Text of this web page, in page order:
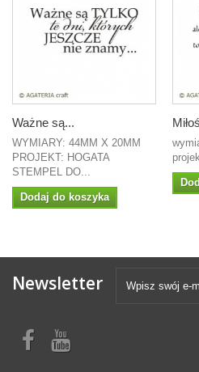
Ważne są...
WYMIARY: 44MM X 20MM
PROJEKT: HOGATA
STEMPEL DO...
Dodaj do koszyka
Newsletter